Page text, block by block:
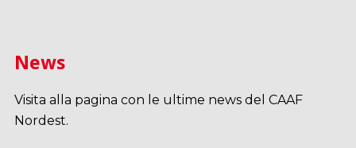
News
Visita alla pagina con le ultime news del CAAF
Nordest.